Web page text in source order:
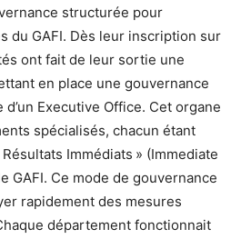
structurée pour
du GAFI. Dès leur inscription sur
ont fait de leur sortie une
en place une gouvernance
Executive Office. Cet organe
spécialisés, chacun étant
Immédiats » (Immediate
GAFI. Ce mode de gouvernance
rapidement des mesures
département fonctionnait